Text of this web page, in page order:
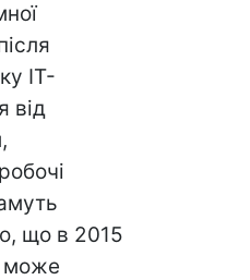
IT-
від
що в 2015
може